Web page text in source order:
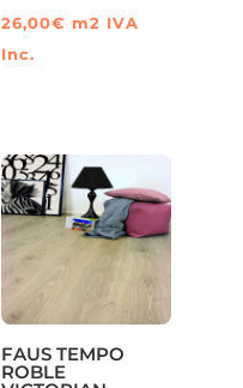
26,00€ m2 IVA
Inc.
FAUS TEMPO
ROBLE